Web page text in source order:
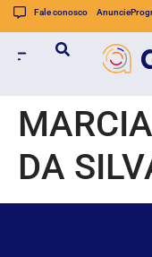
Fale conosco Anuncie
DA